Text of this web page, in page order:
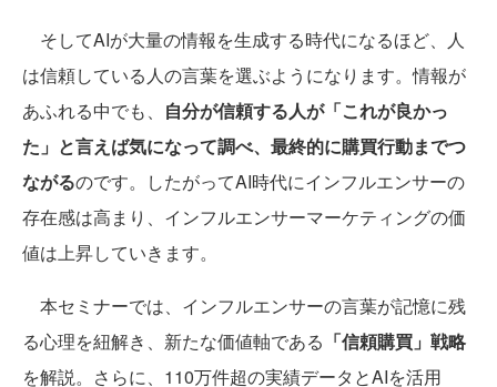
そしてAIが大量の情報を生成する時代になるほど、人
は信頼している人の言葉を選ぶようになります。情報が
あふれる中でも、 自分が信頼する人が「これが良かっ
た」と言えば気になって調べ、最終的に購買行動までつ
ながるのです。したがってAI時代にインフルエンサーの
存在感は高まり、インフルエンサーマーケティングの価
値は上昇していきます。
本セミナーでは、インフルエンサーの言葉が記憶に残
る心理を紐解き、新たな価値軸である 「信頼購買」戦略
を解説。さらに、110万件超の実績データとAIを活用